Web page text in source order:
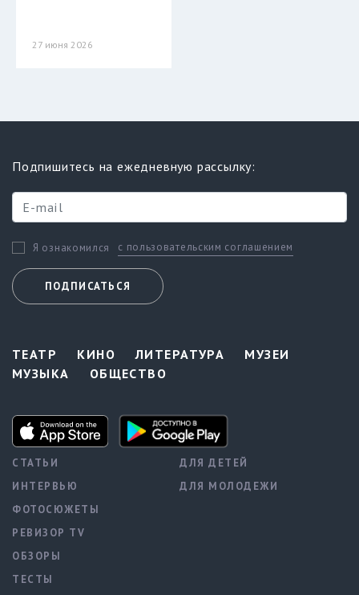
27 июня 2026
Подпишитесь на ежедневную рассылку:
Я ознакомился с пользовательским соглашением
ПОДПИСАТЬСЯ
ТЕАТР КИНО ЛИТЕРАТУРА
МУЗЕИ
МУЗЫКА
ОБЩЕСТВО
СТАТЬИ
ИНТЕРВЬЮ
ФОТОСЮЖЕТЫ
РЕВИЗОР TV
ОБЗОРЫ
ТЕСТЫ
ДЛЯ ДЕТЕЙ
ДЛЯ МОЛОДЕЖИ